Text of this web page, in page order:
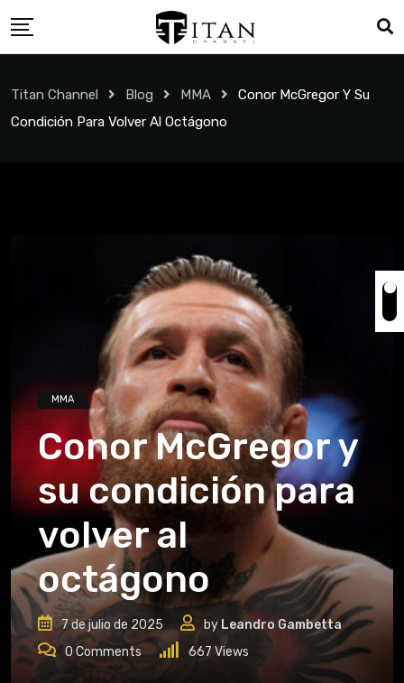
Titan Channel Blog MMA
Conor McGregor Y Su
Condición Para Volver Al Octágono
MMA
Conor McGregor y
su condición para
volver al
octágono
7 de julio de 2025 by Leandro Gambetta
0 Comments 667 Views